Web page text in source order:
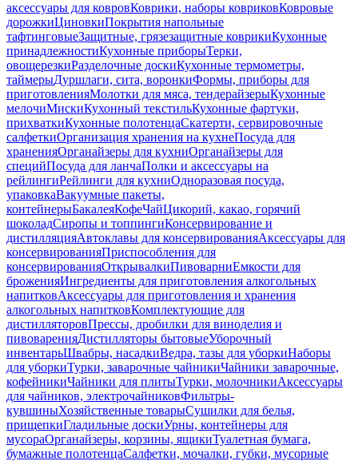
аксессуары для ковровКоврики, наборы ковриковКовровые
дорожкиЦиновкиПокрытия напольные
тафтинговыеЗащитные, грязезащитные коврикиКухонные
принадлежностиКухонные приборыТерки,
овощерезкиРазделочные доскиКухонные термометры,
таймерыДуршлаги, сита, воронкиФормы, приборы для
приготовленияМолотки для мяса, тендерайзерыКухонные
мелочиМискиКухонный текстильКухонные фартуки,
прихваткиКухонные полотенцаСкатерти, сервировочные
салфеткиОрганизация хранения на кухнеПосуда для
храненияОрганайзеры для кухниОрганайзеры для
специйПосуда для ланчаПолки и аксессуары на
рейлингиРейлинги для кухниОдноразовая посуда,
упаковкаВакуумные пакеты,
контейнерыБакалеяКофеЧайЦикорий, какао, горячий
шоколадСиропы и топпингиКонсервирование и
дистилляцияАвтоклавы для консервированияАксессуары для
консервированияПриспособления для
консервированияОткрывалкиПивоварниЕмкости для
броженияИнгредиенты для приготовления алкогольных
напитковАксессуары для приготовления и хранения
алкогольных напитковКомплектующие для
дистилляторовПрессы, дробилки для виноделия и
пивоваренияДистилляторы бытовыеУборочный
инвентарьШвабры, насадкиВедра, тазы для уборкиНаборы
для уборкиТурки, заварочные чайникиЧайники заварочные,
кофейникиЧайники для плитыТурки, молочникиАксессуары
для чайников, электрочайниковФильтры-
кувшиныХозяйственные товарыСушилки для белья,
прищепкиГладильные доскиУрны, контейнеры для
мусораОрганайзеры, корзины, ящикиТуалетная бумага,
бумажные полотенцаСалфетки, мочалки, губки, мусорные